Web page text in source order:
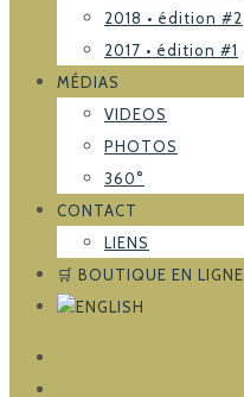
2018 • édition #2
2017 • édition #1
MÉDIAS
VIDEOS
PHOTOS
360°
CONTACT
LIENS
🛒 BOUTIQUE EN LIGNE